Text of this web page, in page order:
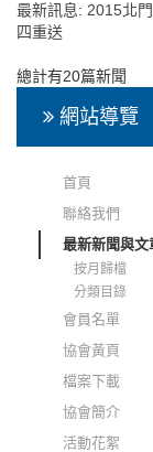
最新訊息: 2015北
四重送
總計有20篇新聞
網站導覽
首頁
聯絡我們
最新新聞與文
按月歸檔
分類目錄
會員名單
協會黃頁
檔案下載
協會簡介
活動花絮